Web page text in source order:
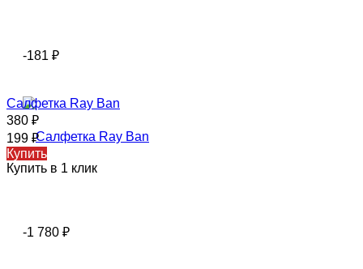
-181 ₽
Салфетка Ray Ban
380 ₽
199 ₽
Купить
Купить в 1 клик
-1 780 ₽